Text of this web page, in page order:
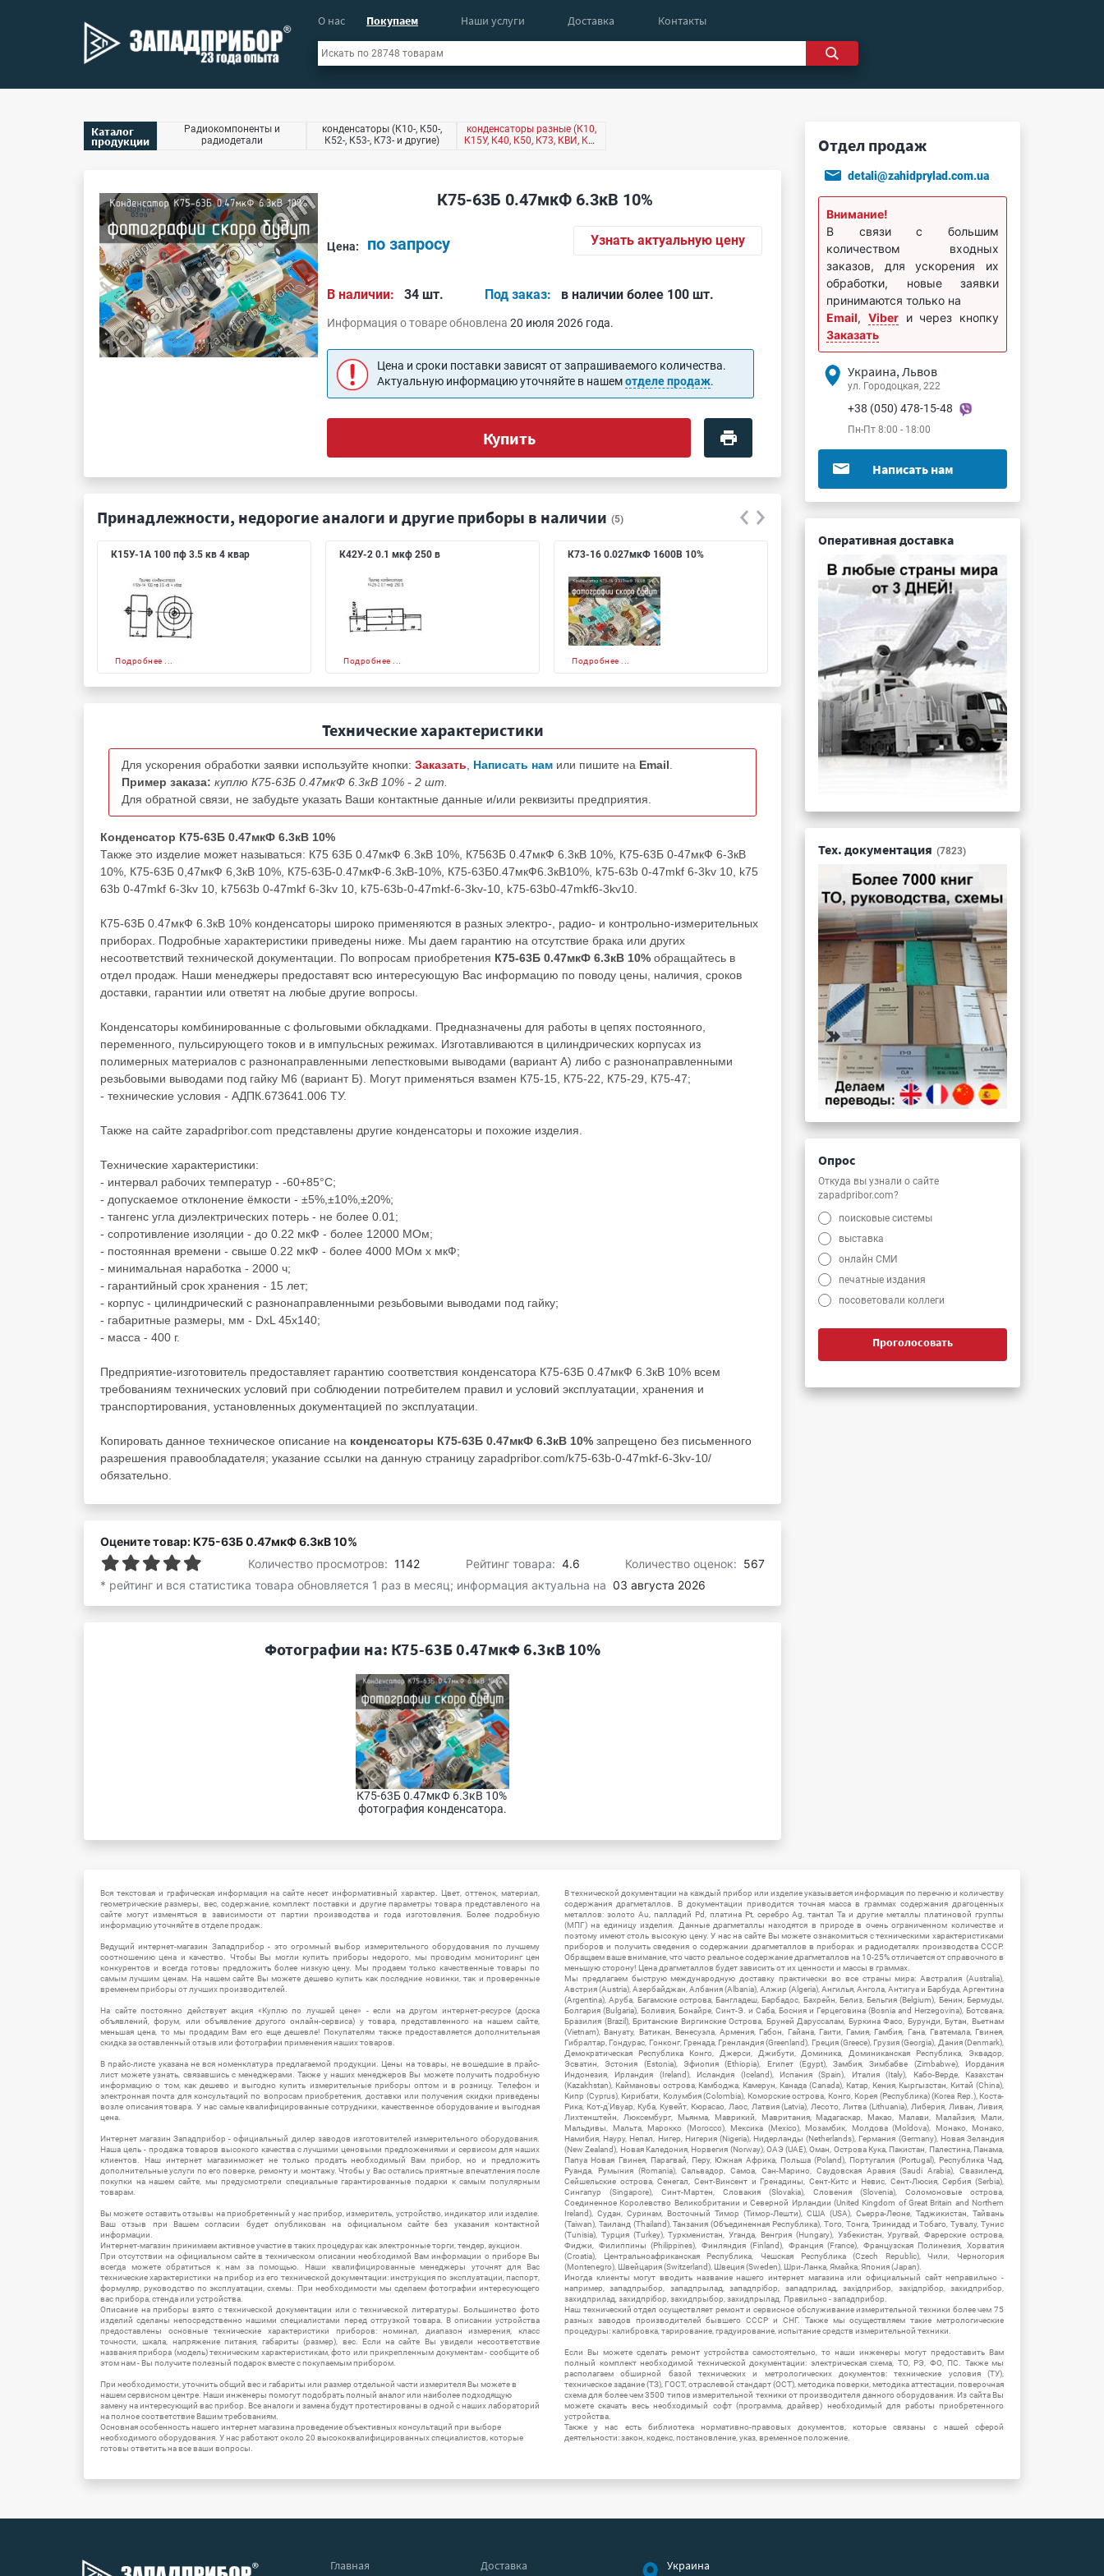
О нас Покупаем Наши услуги Доставка Контакты
Каталог
продукции
Радиокомпоненты и
радиодетали
конденсаторы (К10-, К50-,
К52-, К53-, К73- и другие)
конденсаторы разные (К10,
К15У, К40, К50, К73, КВИ, КМ,
К75-63Б 0.47мкФ 6.3кВ 10%
Цена: по запросу Узнать актуальную цену
В наличии: 34 шт. Под заказ: в наличии более 100 шт.
Информация о товаре обновлена20 июля 2026 года.
Цена и сроки поставки зависят от запрашиваемого количества.
Актуальную информацию уточняйте в нашемотделе продаж.
Купить
Принадлежности, недорогие аналоги и другие приборы в наличии (5)
К15У-1А 100 пф 3.5 кв 4 квар
Подробнее ...
К42У-2 0.1 мкф 250 в
Подробнее ...
К73-16 0.027мкФ 1600В 10%
Подробнее ...
К73-17 1200пФ 250В 20%
Подробнее ...
Технические характеристики
Для ускорения обработки заявки используйте кнопки: Заказать Написать нам или пишите на Email
Пример заказа: куплю К75-63Б 0.47мкФ 6.3кВ 10% - 2 шт.
Для обратной связи, не забудьте указать Ваши контактные данные и/или реквизиты предприятия.
Конденсатор К75-63Б 0.47мкФ 6.3кВ 10%
Также это изделие может называться: К75 63Б 0.47мкФ 6.3кВ 10%, К7563Б 0.47мкФ 6.3кВ 10%, К75-63Б 0-47мкФ 6-3кВ
10%, К75-63Б 0,47мкФ 6,3кВ 10%, К75-63Б-0.47мкФ-6.3кВ-10%, К75-63Б0.47мкФ6.3кВ10%, k75-63b 0-47mkf 6-3kv 10, k75
63b 0-47mkf 6-3kv 10, k7563b 0-47mkf 6-3kv 10, k75-63b-0-47mkf-6-3kv-10, k75-63b0-47mkf6-3kv10.
К75-63Б 0.47мкФ 6.3кВ 10% конденсаторы широко применяются в разных электро-, радио- и контрольно-измерительных
приборах. Подробные характеристики приведены ниже. Мы даем гарантию на отсутствие брака или других
несоответствий технической документации. По вопросам приобретения К75-63Б 0.47мкФ 6.3кВ 10% обращайтесь в
отдел продаж. Наши менеджеры предоставят всю интересующую Вас информацию по поводу цены, наличия, сроков
доставки, гарантии или ответят на любые другие вопросы.
Конденсаторы комбинированные с фольговыми обкладками. Предназначены для работы в цепях постоянного,
переменного, пульсирующего токов и в импульсных режимах. Изготавливаются в цилиндрических корпусах из
полимерных материалов с разнонаправленными лепестковыми выводами (вариант А) либо с разнонаправленными
резьбовыми выводами под гайку М6 (вариант Б). Могут применяться взамен К75-15, К75-22, К75-29, К75-47;
- технические условия - АДПК.673641.006 ТУ.
Также на сайте zapadpribor.com представлены другие конденсаторы и похожие изделия.
Технические характеристики:
- интервал рабочих температур - -60+85°C;
- допускаемое отклонение ёмкости - ±5%,±10%,±20%;
- тангенс угла диэлектрических потерь - не более 0.01;
- сопротивление изоляции - до 0.22 мкФ - более 12000 МОм;
- постоянная времени - свыше 0.22 мкФ - более 4000 МОм х мкФ;
- минимальная наработка - 2000 ч;
- гарантийный срок хранения - 15 лет;
- корпус - цилиндрический с разнонаправленными резьбовыми выводами под гайку;
- габаритные размеры, мм - DxL 45х140;
- масса - 400 г.
Предприятие-изготовитель предоставляет гарантию соответствия конденсатора К75-63Б 0.47мкФ 6.3кВ 10% всем
требованиям технических условий при соблюдении потребителем правил и условий эксплуатации, хранения и
транспортирования, установленных документацией по эксплуатации.
Копировать данное техническое описание на конденсаторы К75-63Б 0.47мкФ 6.3кВ 10% запрещено без письменного
разрешения правообладателя; указание ссылки на данную страницу zapadpribor.com/k75-63b-0-47mkf-6-3kv-10/
обязательно.
Оцените товар: К75-63Б 0.47мкФ 6.3кВ 10%
Количество просмотров: 1142 Рейтинг товара: 4.6 Количество оценок: 567
* рейтинг и вся статистика товара обновляется 1 раз в месяц; информация актуальна на 03 августа 2026
Фотографии на: К75-63Б 0.47мкФ 6.3кВ 10%
К75-63Б 0.47мкФ 6.3кВ 10%
фотография конденсатора.
Отдел продаж
detali@zahidprylad.com.ua
Внимание!
В связи с большим
количеством входных
заказов, для ускорения их
обработки, новые заявки
принимаются только на
Email, Viberи через кнопку
Заказать
Украина, Львов
ул. Городоцкая, 222
+38 (050) 478-15-48
Пн-Пт 8:00 - 18:00
Написать нам
Оперативная доставка
Тех. документация (7823)
Опрос
Откуда вы узнали о сайте
zapadpribor.com?
поисковые системы
выставка
онлайн СМИ
печатные издания
посоветовали коллеги
Проголосовать
Вся текстовая и графическая информация на сайте несет информативный характер. Цвет, оттенок, материал,
геометрические размеры, вес, содержание, комплект поставки и другие параметры товара представленого на
сайте могут изменяться в зависимости от партии производства и года изготовления. Более подробную
информацию уточняйте в отделе продаж.
Ведущий интернет-магазин Западприбор - это огромный выбор измерительного оборудования по лучшему
соотношению цена и качество. Чтобы Вы могли купить приборы недорого, мы проводим мониторинг цен
конкурентов и всегда готовы предложить более низкую цену. Мы продаем только качественные товары по
самым лучшим ценам. На нашем сайте Вы можете дешево купить как последние новинки, так и проверенные
временем приборы от лучших производителей.
На сайте постоянно действует акция «Куплю по лучшей цене» - если на другом интернет-ресурсе (доска
объявлений, форум, или объявление другого онлайн-сервиса) у товара, представленного на нашем сайте,
меньшая цена, то мы продадим Вам его еще дешевле! Покупателям также предоставляется дополнительная
скидка за оставленный отзыв или фотографии применения наших товаров.
В прайс-листе указана не вся номенклатура предлагаемой продукции. Цены на товары, не вошедшие в прайс-
лист можете узнать, связавшись с менеджерами. Также у наших менеджеров Вы можете получить подробную
информацию о том, как дешево и выгодно купить измерительные приборы оптом и в розницу. Телефон и
электронная почта для консультаций по вопросам приобретения, доставки или получения скидки приведены
возле описания товара. У нас самые квалифицированные сотрудники, качественное оборудование и выгодная
цена.
Интернет магазин Западприбор - официальный дилер заводов изготовителей измерительного оборудования.
Наша цель - продажа товаров высокого качества с лучшими ценовыми предложениями и сервисом для наших
клиентов. Наш интернет магазинможет не только продать необходимый Вам прибор, но и предложить
дополнительные услуги по его поверке, ремонту и монтажу. Чтобы у Вас остались приятные впечатления после
покупки на нашем сайте, мы предусмотрели специальные гарантированные подарки к самым популярным
товарам.
Вы можете оставить отзывы на приобретенный у нас прибор, измеритель, устройство, индикатор или изделие.
Ваш отзыв при Вашем согласии будет опубликован на официальном сайте без указания контактной
информации.
Интернет-магазин принимаем активное участие в таких процедурах как электронные торги, тендер, аукцион.
При отсутствии на официальном сайте в техническом описании необходимой Вам информации о приборе Вы
всегда можете обратиться к нам за помощью. Наши квалифицированные менеджеры уточнят для Вас
технические характеристики на прибор из его технической документации: инструкция по эксплуатации, паспорт,
формуляр, руководство по эксплуатации, схемы. При необходимости мы сделаем фотографии интересующего
вас прибора, стенда или устройства.
Описание на приборы взято с технической документации или с технической литературы. Большинство фото
изделий сделаны непосредственно нашими специалистами перед отгрузкой товара. В описании устройства
предоставлены основные технические характеристики приборов: номинал, диапазон измерения, класс
точности, шкала, напряжение питания, габариты (размер), вес. Если на сайте Вы увидели несоответствие
названия прибора (модель) техническим характеристикам, фото или прикрепленным документам - сообщите об
этом нам - Вы получите полезный подарок вместе с покупаемым прибором.
При необходимости, уточнить общий вес и габариты или размер отдельной части измерителя Вы можете в
нашем сервисном центре. Наши инженеры помогут подобрать полный аналог или наиболее подходящую
замену на интересующий вас прибор. Все аналоги и замена будут протестированы в одной с наших лабораторий
на полное соответствие Вашим требованиям.
Основная особенность нашего интернет магазина проведение объективных консультаций при выборе
необходимого оборудования. У нас работают около 20 высококвалифицированных специалистов, которые
готовы ответить на все ваши вопросы.
В технической документации на каждый прибор или изделие указывается информация по перечню и количеству
содержания драгметаллов. В документации приводится точная масса в граммах содержания драгоценных
металлов: золото Au, палладий Pd, платина Pt, серебро Ag, тантал Ta и другие металлы платиновой группы
(МПГ) на единицу изделия. Данные драгметаллы находятся в природе в очень ограниченном количестве и
поэтому имеют столь высокую цену. У нас на сайте Вы можете ознакомиться с техническими характеристиками
приборов и получить сведения о содержании драгметаллов в приборах и радиодеталях производства СССР.
Обращаем ваше внимание, что часто реальное содержание драгметаллов на 10-25% отличается от справочного в
меньшую сторону! Цена драгметаллов будет зависить от их ценности и массы в граммах.
Мы предлагаем быструю международную доставку практически во все страны мира: Австралия (Australia),
Австрия (Austria), Азербайджан, Албания (Albania), Алжир (Algeria), Ангилья, Ангола, Антигуа и Барбуда, Аргентина
(Argentina), Аруба, Багамские острова, Бангладеш, Барбадос, Бахрейн, Белиз, Бельгия (Belgium), Бенин, Бермуды,
Болгария (Bulgaria), Боливия, Бонайре, Синт-Э. и Саба, Босния и Герцеговина (Bosnia and Herzegovina), Ботсвана,
Бразилия (Brazil), Британские Виргинские Острова, Бруней Даруссалам, Буркина Фасо, Бурунди, Бутан, Вьетнам
(Vietnam), Вануату, Ватикан, Венесуэла, Армения, Габон, Гайана, Гаити, Гамия, Гамбия, Гана, Гватемала, Гвинея,
Гибралтар, Гондурас, Гонконг, Гренада, Гренландия (Greenland), Греция (Greece), Грузия (Georgia), Дания (Denmark),
Демократическая Республика Конго, Джерси, Джибути, Доминика, Доминиканская Республика, Эквадор,
Эсватин, Эстония (Estonia), Эфиопия (Ethiopia), Египет (Egypt), Замбия, Зимбабве (Zimbabwe), Иордания
Индонезия, Ирландия (Ireland), Исландия (Iceland), Испания (Spain), Италия (Italy), Кабо-Верде, Казахстан
(Kazakhstan), Каймановы острова, Камбоджа, Камерун, Канада (Canada), Катар, Кения, Кыргызстан, Китай (China),
Кипр (Cyprus), Кирибати, Колумбия (Colombia), Коморские острова, Конго, Корея (Республика) (Korea Rep.), Коста-
Рика, Кот-д'Ивуар, Куба, Кувейт, Кюрасао, Лаос, Латвия (Latvia), Лесото, Литва (Lithuania), Либерия, Ливан, Ливия,
Лихтенштейн, Люксембург, Мьянма, Маврикий, Мавритания, Мадагаскар, Макао, Малави, Малайзия, Мали,
Мальдивы, Мальта, Марокко (Morocco), Мексика (Mexico), Мозамбик, Молдова (Moldova), Монако, Монако,
Намибия, Науру, Непал, Нигер, Нигерия (Nigeria), Нидерланды (Netherlands), Германия (Germany), Новая Зеландия
(New Zealand), Новая Каледония, Норвегия (Norway), ОАЭ (UAE), Оман, Острова Кука, Пакистан, Палестина, Панама,
Папуа Новая Гвинея, Парагвай, Перу, Южная Африка, Польша (Poland), Португалия (Portugal), Республика Чад,
Руанда, Румыния (Romania), Сальвадор, Самоа, Сан-Марино, Саудовская Аравия (Saudi Arabia), Свазиленд,
Сейшельские острова, Сенегал, Сент-Винсент и Гренадины, Сент-Китс и Невис, Сент-Люсия, Сербия (Serbia),
Сингапур (Singapore), Синт-Мартен, Словакия (Slovakia), Словения (Slovenia), Соломоновые острова,
Соединенное Королевство Великобритании и Северной Ирландии (United Kingdom of Great Britain and Northern
Ireland), Судан, Суринам, Восточный Тимор (Тимор-Лешти), США (USA), Сьерра-Леоне, Таджикистан, Тайвань
(Taiwan), Таиланд (Thailand), Танзания (Объединенная Республика), Того, Тонга, Тринидад и Тобаго, Тувалу, Тунис
(Tunisia), Турция (Turkey), Туркменистан, Уганда, Венгрия (Hungary), Узбекистан, Уругвай, Фарерские острова,
Фиджи, Филиппины (Philippines), Финляндия (Finland), Франция (France), Французская Полинезия, Хорватия
(Croatia), Центральноафриканская Республика, Чешская Республика (Czech Republic), Чили, Черногория
(Montenegro), Швейцария (Switzerland), Швеция (Sweden), Шри-Ланка, Ямайка, Япония (Japan).
Иногда клиенты могут вводить название нашего интернет магазина или официальный сайт неправильно -
например, западпрыбор, западпрылад, западпрібор, западприлад, західприбор, західпрібор, захидприбор,
захидприлад, захидпрібор, захидпрыбор, захидпрылад. Правильно - западприбор.
Наш технический отдел осуществляет ремонт и сервисное обслуживание измерительной техники более чем 75
разных заводов производителей бывшего СССР и СНГ. Также мы осуществляем такие метрологические
процедуры: калибровка, тарирование, градуирование, испытание средств измерительной техники.
Если Вы можете сделать ремонт устройства самостоятельно, то наши инженеры могут предоставить Вам
полный комплект необходимой технической документации: электрическая схема, ТО, РЭ, ФО, ПС. Также мы
располагаем обширной базой технических и метрологических документов: технические условия (ТУ),
техническое задание (ТЗ), ГОСТ, отраслевой стандарт (ОСТ), методика поверки, методика аттестации, поверочная
схема для более чем 3500 типов измерительной техники от производителя данного оборудования. Из сайта Вы
можете скачать весь необходимый софт (программа, драйвер) необходимый для работы приобретенного
устройства.
Также у нас есть библиотека нормативно-правовых документов, которые связаны с нашей сферой
деятельности: закон, кодекс, постановление, указ, временное положение.
Главная Доставка
Украина